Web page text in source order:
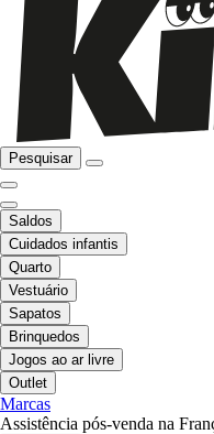
Pesquisar
Saldos
Cuidados infantis
Quarto
Vestuário
Sapatos
Brinquedos
Jogos ao ar livre
Outlet
Marcas
Assistência pós-venda na